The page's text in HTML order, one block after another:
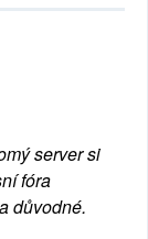
server si
fóra
důvodné.